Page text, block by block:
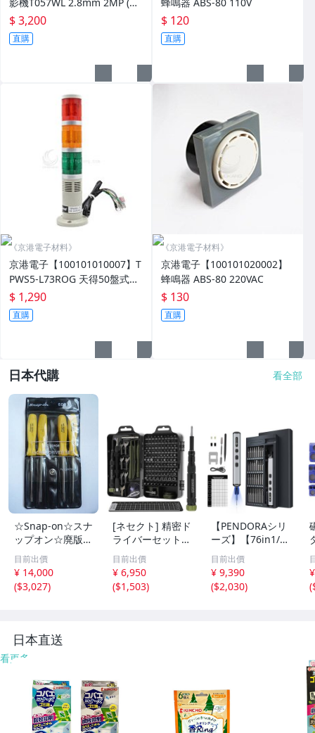
加送變壓器DVE12V/1A) 含稅
價
$ 3,200
直購
$ 120
直購
《京港電子材料》
京港電子【100101010007】T
PWS5-L73ROG 天得50盤式閃
光燈+蜂鳴器 24V LED紅/橙/綠
$ 1,290
直購
《京港電子材料》
京港電子【100101020002】
蜂鳴器 ABS-80 220VAC
$ 130
直購
日本代購 看全部
☆Snap-on☆スナ
ップオン☆廃版☆
正規品☆SDDX40
Y☆ミニドライバ
ー4本セット☆ハ
ードグリップ☆S
送料230円☆
目前出價
¥ 14,000
($3,027)
[ネセクト] 精密ド
ライバーセット 1
38in1 アルミグリ
ップ仕様 高強度S
2ビット トルクス
六角 ポジドライ
目前出價
¥ 6,950
($1,503)
【PENDORAシリ
ーズ】【76in1/1
台2役】電動精密
ドライバーセット
ドリル穴あけ&ネ
ジ締め 5段階トル
目前出價
¥ 9,390
($2,030)
(
日本直送
看更多